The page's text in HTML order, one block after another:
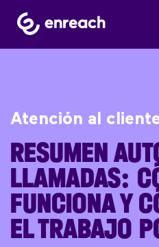
Atención al
RESUMEN
LLAMADAS:
FUNCIONA Y
EL TRABAJO